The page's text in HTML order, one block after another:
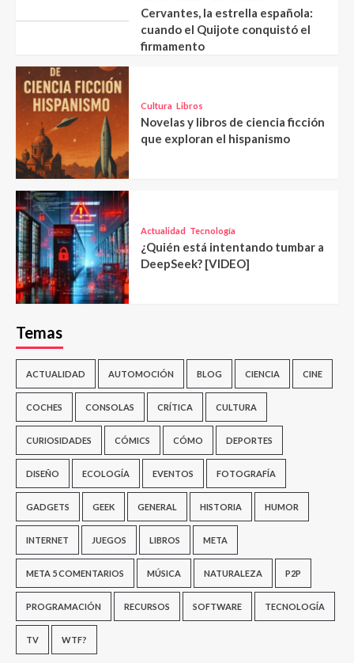
Cervantes, la estrella española:
cuando el Quijote conquistó el
firmamento
Cultura Libros
Novelas y libros de ciencia ficción
que exploran el hispanismo
Actualidad Tecnología
¿Quién está intentando tumbar a
DeepSeek? [VIDEO]
Temas
ACTUALIDAD AUTOMOCIÓN BLOG CIENCIA CINE
COCHES CONSOLAS CRÍTICA CULTURA
CURIOSIDADES CÓMICS CÓMO DEPORTES
DISEÑO ECOLOGÍA EVENTOS FOTOGRAFÍA
GADGETS GEEK GENERAL HISTORIA HUMOR
INTERNET JUEGOS LIBROS META
META 5 COMENTARIOS MÚSICA NATURALEZA P2P
PROGRAMACIÓN RECURSOS SOFTWARE TECNOLOGÍA
TV WTF?